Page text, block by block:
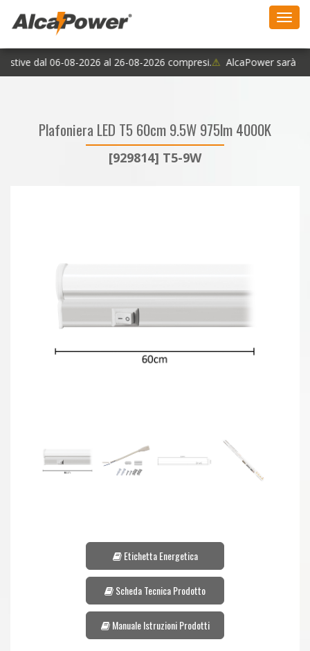
dal 06-08-2026 al 26-08-2026 compresi.⚠AlcaPower sarà
Plafoniera LED T5 60cm 9.5W 975lm 4000K
[929814] T5-9W
Etichetta Energetica
Scheda Tecnica Prodotto
Manuale Istruzioni Prodotti